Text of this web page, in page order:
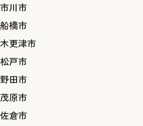
市川市
船橋市
木更津市
松戸市
野田市
茂原市
佐倉市